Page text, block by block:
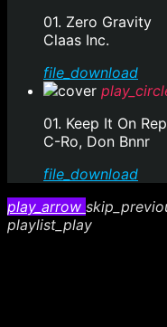
01. Zero Gravity
Claas Inc.
file_download
01. Keep It On
C-Ro, Don Bnnr
file_download
play_arrow
playlist_play